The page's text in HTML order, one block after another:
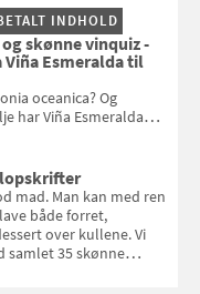
du gør
INDHOLD
skønne vinquiz -
Viña Esmeralda til
oceanica? Og
har Viña Esmeralda
skønne vinquiz, hvor
vin fra Viña
slutter 1.
mad. Man kan med ren
både forret,
over kullene. Vi
samlet 35 skønne